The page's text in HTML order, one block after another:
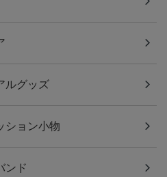
ルグッズ
ション小物
ンド